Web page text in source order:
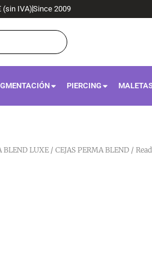
(sin IVA)Since 2009
PIERCING
BLEND LUXE/ CEJAS PERMA BLEND/